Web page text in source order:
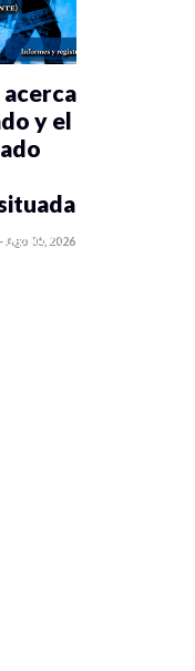
y el
-Ago 05, 2026